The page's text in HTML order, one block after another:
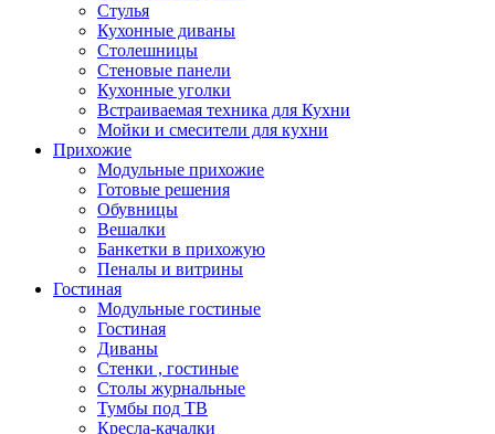
Стулья
Кухонные диваны
Столешницы
Стеновые панели
Кухонные уголки
Встраиваемая техника для Кухни
Мойки и смесители для кухни
Прихожие
Модульные прихожие
Готовые решения
Обувницы
Вешалки
Банкетки в прихожую
Пеналы и витрины
Гостиная
Модульные гостиные
Гостиная
Диваны
Стенки , гостиные
Столы журнальные
Тумбы под ТВ
Кресла-качалки